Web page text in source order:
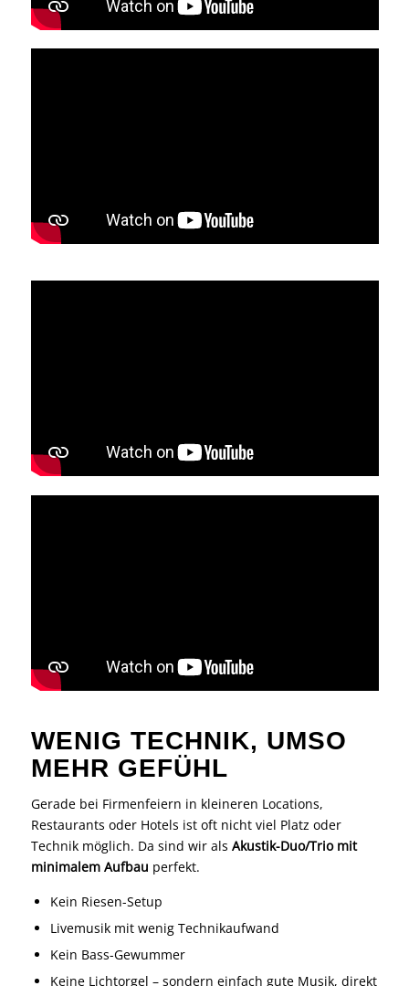
WENIG TECHNIK, UMSO
MEHR GEFÜHL
Gerade bei Firmenfeiern in kleineren Locations,
Restaurants oder Hotels ist oft nicht viel Platz oder
Technik möglich. Da sind wir als Akustik-Duo/Trio mit
minimalem Aufbau perfekt.
Kein Riesen-Setup
Livemusik mit wenig Technikaufwand
Kein Bass-Gewummer
Keine Lichtorgel – sondern einfach gute Musik, direkt